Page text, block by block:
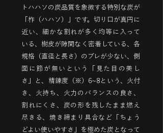
トハハソの炭品質を象徴する特別な炭が
「柞（ハハソ）」です。切り口が真円に
近い、細かな割れが多く均等に入って
いる、樹皮が隙間なく密着している、各
規格（直径と長さ）のブレが少ない、側
面に節が無いという「見た目の美し
さ」と、精錬度（※）6~8という、火付
き、火持ち、火力のバランスの良さ、
割れにくさ、炭の形を残したまま燃え
尽きる、焼き締まり具合など「ちょう
どよい使いやすさ」を極めた炭となって